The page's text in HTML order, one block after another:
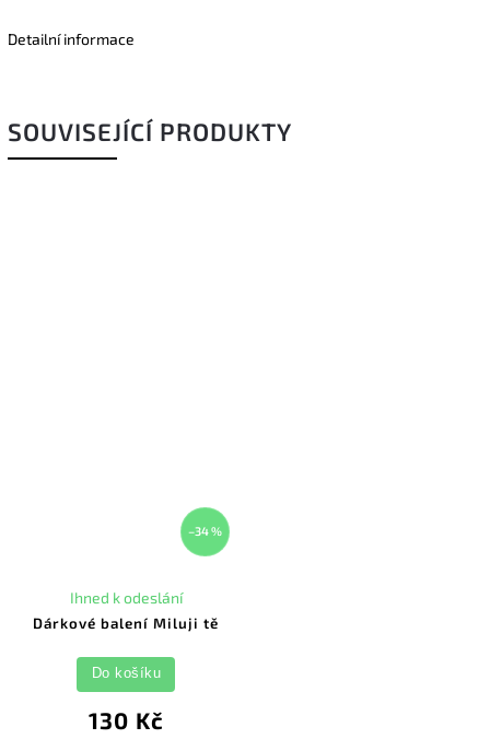
Detailní informace
SOUVISEJÍCÍ PRODUKTY
–34 %
Dárkové balení Miluji tě
Ihned k odeslání
130 Kč
Do košíku